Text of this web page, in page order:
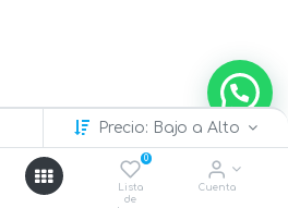
Precio: Bajo a Alto
0
Lista
de
Cuenta